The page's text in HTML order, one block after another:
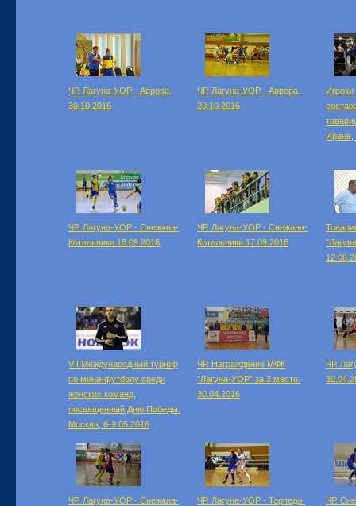
ЧР. Лагуна-УОР - Аврора.
30.10.2016
ЧР. Лагуна-УОР - Аврора.
29.10.2016
Иране,
ЧР. Лагуна-УОР - Снежана-
Котельники.18.09.2016
ЧР. Лагуна-УОР - Снежана-
Котельники.17.09.2016
VII Международный турнир
по мини-футболу среди
женских команд,
посвященный Дню Победы.
Москва, 6-9.05.2016
ЧР. Награждение МФК
"Лагуна-УОР" за 3 место.
30.04.2016
ЧР.
ЧР. Лагуна-УОР - Снежана-
ЧР. Лагуна-УОР - Торпедо-
ЧР.